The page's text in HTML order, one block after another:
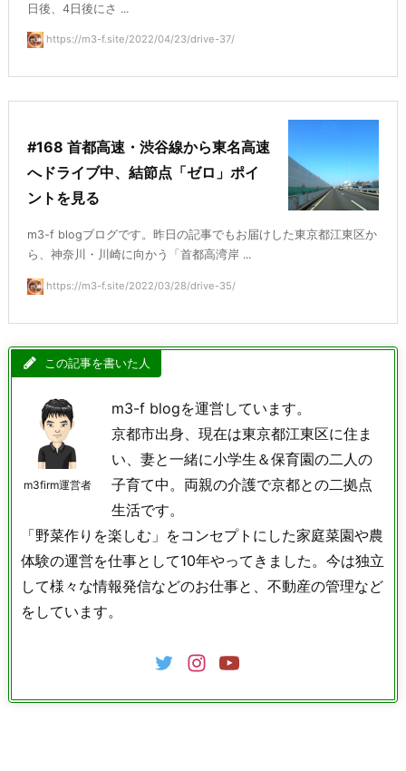
日後、4日後にさ ...
https://m3-f.site/2022/04/23/drive-37/
#168 首都高速・渋谷線から東名高速
へドライブ中、結節点「ゼロ」ポイ
ントを見る
m3-f blogブログです。昨日の記事でもお届けした東京都江東区か
ら、神奈川・川崎に向かう「首都高湾岸 ...
https://m3-f.site/2022/03/28/drive-35/
この記事を書いた人
m3firm運営者
m3-f blogを運営しています。
京都市出身、現在は東京都江東区に住ま
い、妻と一緒に小学生＆保育園の二人の
子育て中。両親の介護で京都との二拠点
生活です。
「野菜作りを楽しむ」をコンセプトにした家庭菜園や農
体験の運営を仕事として10年やってきました。今は独立
して様々な情報発信などのお仕事と、不動産の管理など
をしています。